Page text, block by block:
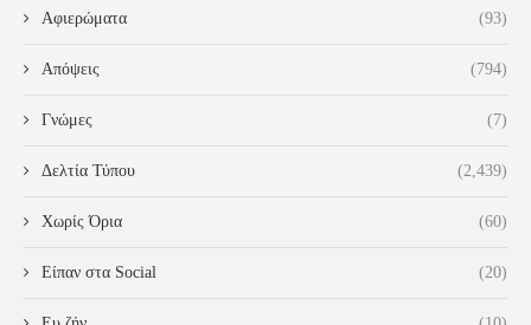
Αφιερώματα (93)
Απόψεις (794)
Γνώμες (7)
Δελτία Τύπου (2,439)
Χωρίς Όρια (60)
Είπαν στα Social (20)